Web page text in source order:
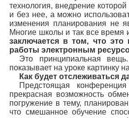
технология, внедрение
и без нее, а можно
изменения планирования не
Многие школы и так все время
заключается в том, что это
работы электронным
Это принципиальная
показывает на уроке картинку
Как будет отслеживаться
Предстоящая
прекрасная возможность
погружение в тему,
что смешанное обучение